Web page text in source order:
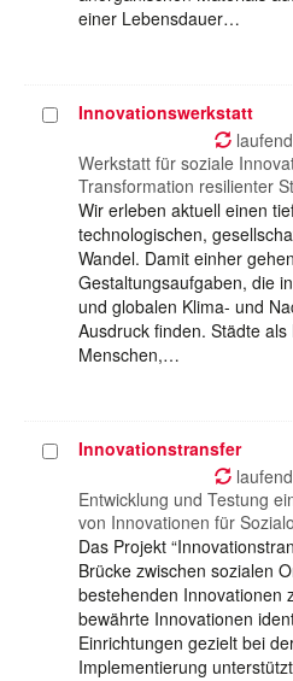
einer Lebensdauer…
ProjektInnovationswerkstatt
laufend
Werkstatt für soziale
Transformation resilienter
Wir erleben aktuell einen
technologischen,
Wandel. Damit einher
Gestaltungsaufgaben, die
und globalen Klima- und
Ausdruck finden. Städte
Menschen,…
ProjektInnovationstransfer
laufend
Entwicklung und Testung
von Innovationen für
Das Projekt
Brücke zwischen sozialen
bestehenden Innovationen
bewährte Innovationen
Einrichtungen gezielt bei
Implementierung